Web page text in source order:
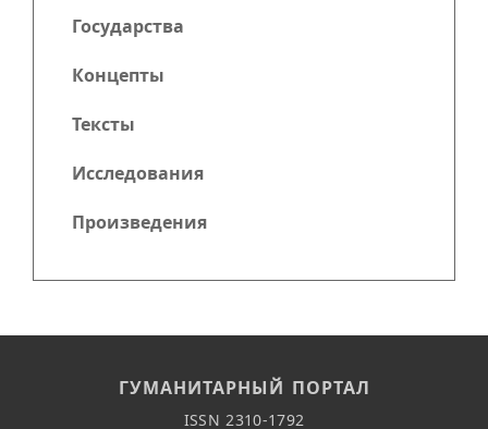
Государства
Концепты
Тексты
Исследования
Произведения
ГУМАНИТАРНЫЙ ПОРТАЛ
ISSN 2310-1792